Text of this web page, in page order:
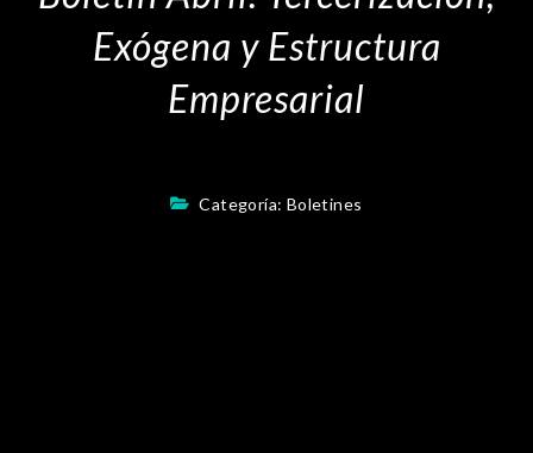
Exógena y Estructura
Empresarial
Categoría: Boletines